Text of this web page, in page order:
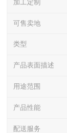
加工定制
可售卖地
类型
产品表面描述
用途范围
产品性能
配送服务